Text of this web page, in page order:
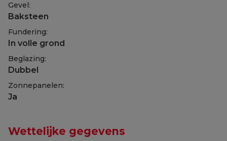
Gevel:
Baksteen
Fundering:
In volle grond
Beglazing:
Dubbel
Zonnepanelen:
Ja
Wettelijke gegevens